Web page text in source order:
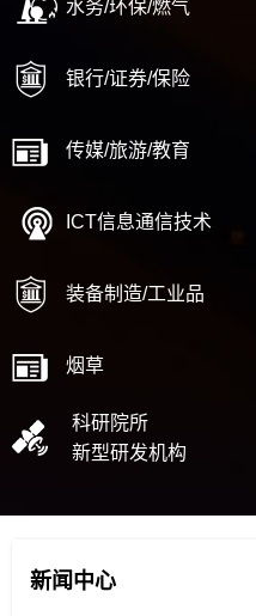
水务/环保/燃气
银行/证券/保险
传媒/旅游/教育
ICT信息通信技术
装备制造/工业品
烟草
科研院所
新型研发机构
新闻中心